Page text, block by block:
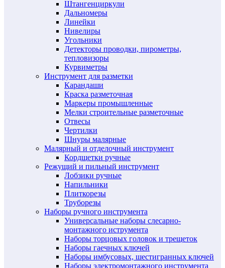
Штангенциркули
Дальномеры
Линейки
Нивелиры
Угольники
Детекторы проводки, пирометры,
тепловизоры
Курвиметры
Инструмент для разметки
Карандаши
Краска разметочная
Маркеры промышленные
Мелки строительные разметочные
Отвесы
Чертилки
Шнуры малярные
Малярный и отделочный инструмент
Кордщетки ручные
Режущий и пильный инструмент
Лобзики ручные
Напильники
Плиткорезы
Труборезы
Наборы ручного инструмента
Универсальные наборы слесарно-
монтажного иструмента
Наборы торцовых головок и трещеток
Наборы гаечных ключей
Наборы имбусовых, шестигранных ключей
Наборы электромонтажного инструмента